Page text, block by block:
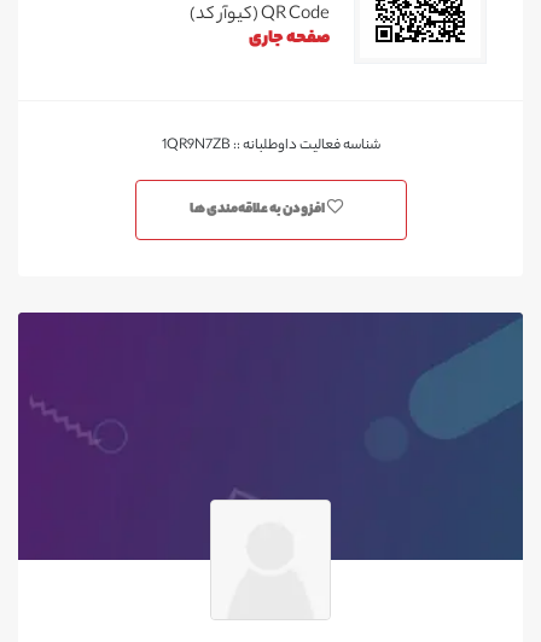
QR Code (کیوآر کد)
صفحه جاری
شناسه فعالیت داوطلبانه :: 1QR9N7ZB
افزودن به علاقه‌مندی ها